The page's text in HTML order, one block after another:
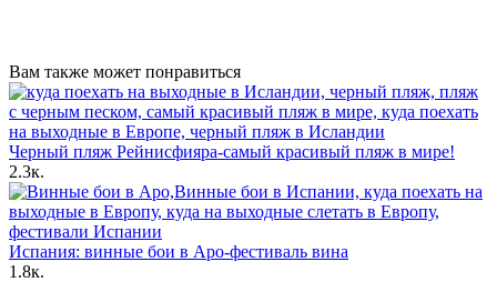
Вам также может понравиться
Черный пляж Рейнисфияра-самый красивый пляж в мире!
2.3к.
Испания: винные бои в Аро-фестиваль вина
1.8к.